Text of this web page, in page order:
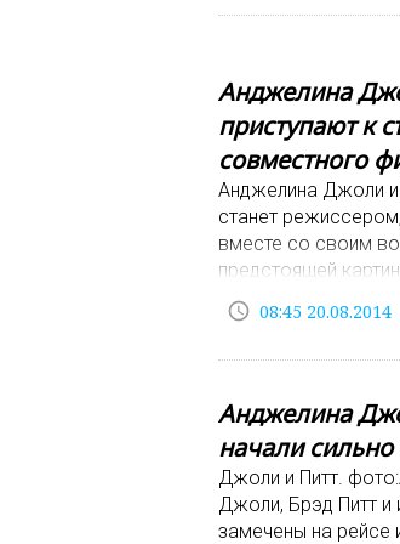
Анджелина
приступают к
совместного
Анджелина Джоли
станет
вместе со своим
предстоящей
держатся в
интерв
access_time 08:45 20.08.2014
Анджелина
начали
Джоли и Питт.
Джоли, Брэд Питт и
замечены на рейсе